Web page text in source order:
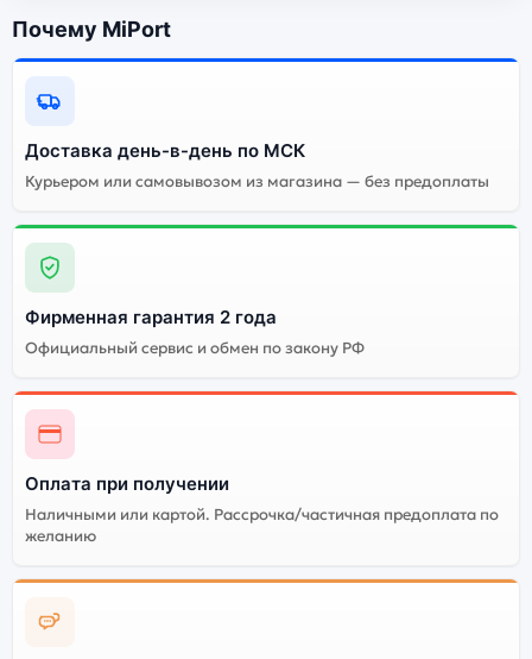
Почему MiPort
Доставка день-в-день по МСК
Курьером или самовывозом из магазина — без предоплаты
Фирменная гарантия 2 года
Официальный сервис и обмен по закону РФ
Оплата при получении
Наличными или картой. Рассрочка/частичная предоплата по
желанию